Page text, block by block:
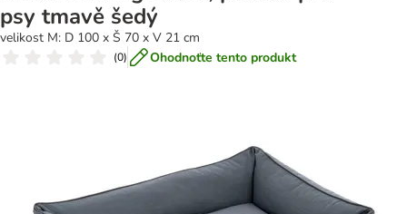
psy tmavě šedý
velikost M: D 100 x Š 70 x V 21 cm
(0) Ohodnoťte tento produkt